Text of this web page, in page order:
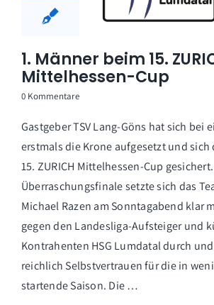
1. Männer beim 15.
Mittelhessen-Cup
0 Kommentare
Gastgeber TSV Lang-Göns hat sich bei
erstmals die Krone aufgesetzt und sich
15. ZURICH Mittelhessen-Cup
Überraschungsfinale setzte sich das
Michael Razen am Sonntagabend klar
gegen den Landesliga-Aufsteiger und
Kontrahenten HSG Lumdatal durch
reichlich Selbstvertrauen für die in
startende Saison. Die …